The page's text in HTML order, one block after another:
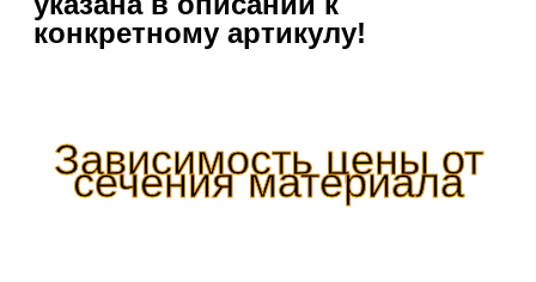
конкретному артикулу!
Зависимость цены от
сечения материала